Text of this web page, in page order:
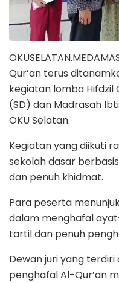
Qur’an terus
kegiatan lomba Hifdzil
(SD) dan Madrasah
OKU Selatan.
Kegiatan yang diikuti
sekolah dasar
dan penuh khidmat.
Para peserta
dalam menghafal
tartil dan penuh
Dewan juri yang
penghafal Al-Qur’an